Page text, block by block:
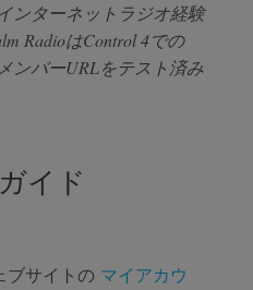
ンターネットラジオ経験
RadioはControl 4での
ンバーURLをテスト済み
イド
ブサイトの マイアカウ